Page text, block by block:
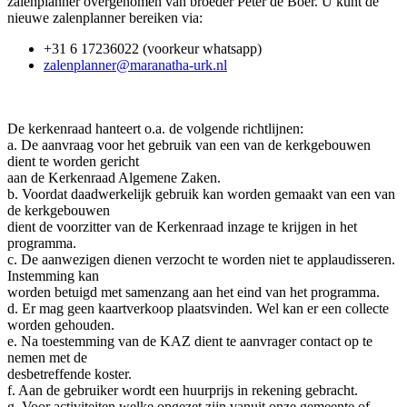
nieuwe zalenplanner bereiken via:
+31 6 17236022 (voorkeur whatsapp)
zalenplanner@maranatha-urk.nl
De kerkenraad hanteert o.a. de volgende richtlijnen:
a. De aanvraag voor het gebruik van een van de kerkgebouwen
dient te worden gericht
aan de Kerkenraad Algemene Zaken.
b. Voordat daadwerkelijk gebruik kan worden gemaakt van een van
de kerkgebouwen
dient de voorzitter van de Kerkenraad inzage te krijgen in het
programma.
c. De aanwezigen dienen verzocht te worden niet te applaudisseren.
Instemming kan
worden betuigd met samenzang aan het eind van het programma.
d. Er mag geen kaartverkoop plaatsvinden. Wel kan er een collecte
worden gehouden.
e. Na toestemming van de KAZ dient te aanvrager contact op te
nemen met de
desbetreffende koster.
f. Aan de gebruiker wordt een huurprijs in rekening gebracht.